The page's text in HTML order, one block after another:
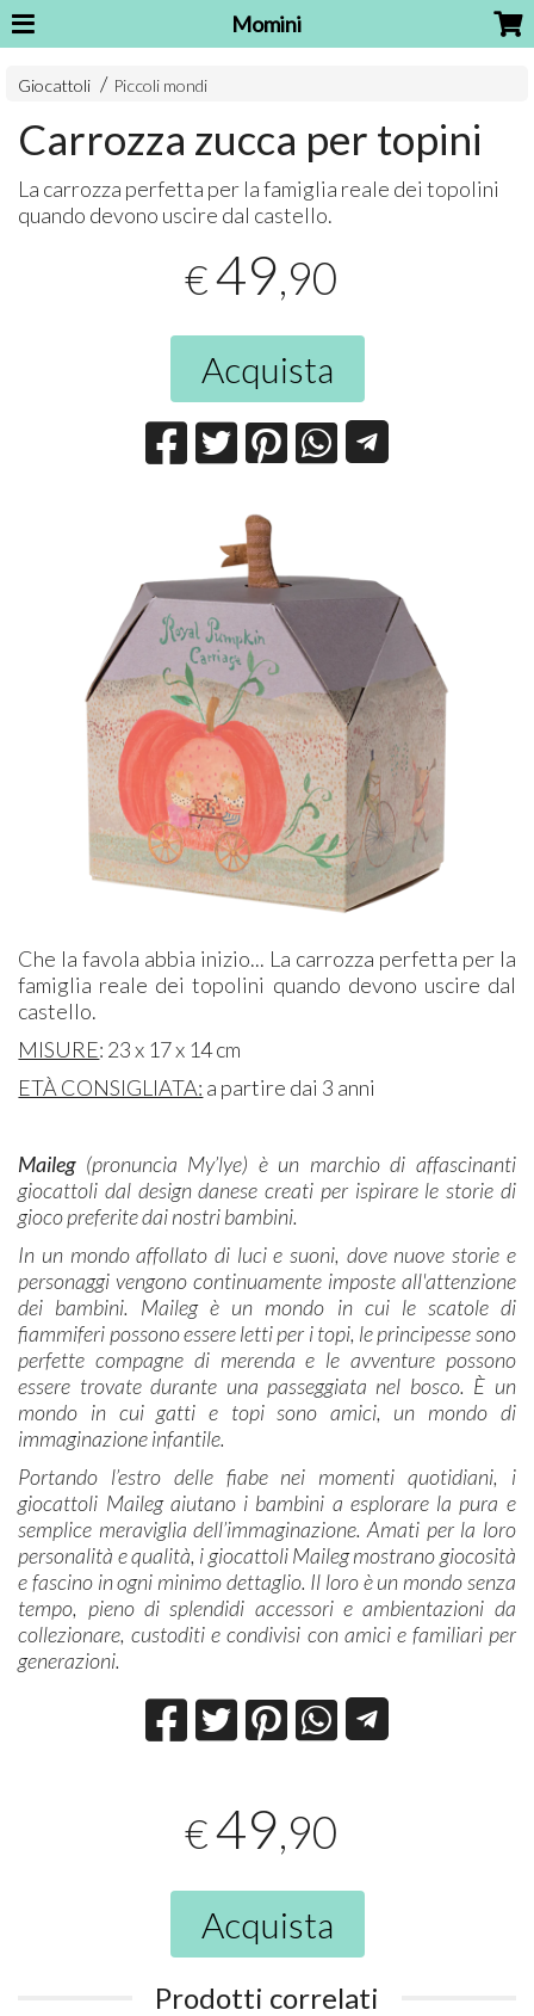
Momini
Giocattoli Piccoli mondi
Carrozza zucca per topini
La carrozza perfetta per la famiglia reale dei topolini
quando devono uscire dal castello.
€49,90
Acquista
Che la favola abbia inizio... La carrozza perfetta per la
famiglia reale dei topolini quando devono uscire dal
castello.
MISURE: 23 x 17 x 14 cm
ETÀ CONSIGLIATA: a partire dai 3 anni
Maileg (pronuncia My’lye) è un marchio di affascinanti
giocattoli dal design danese creati per ispirare le storie di
gioco preferite dai nostri bambini.
In un mondo affollato di luci e suoni, dove nuove storie e
personaggi vengono continuamente imposte all'attenzione
dei bambini. Maileg è un mondo in cui le scatole di
fiammiferi possono essere letti per i topi, le principesse sono
perfette compagne di merenda e le avventure possono
essere trovate durante una passeggiata nel bosco. È un
mondo in cui gatti e topi sono amici, un mondo di
immaginazione infantile.
Portando l’estro delle fiabe nei momenti quotidiani, i
giocattoli Maileg aiutano i bambini a esplorare la pura e
semplice meraviglia dell’immaginazione. Amati per la loro
personalità e qualità, i giocattoli Maileg mostrano giocosità
e fascino in ogni minimo dettaglio. Il loro è un mondo senza
tempo, pieno di splendidi accessori e ambientazioni da
collezionare, custoditi e condivisi con amici e familiari per
generazioni.
€49,90
Acquista
Prodotti correlati